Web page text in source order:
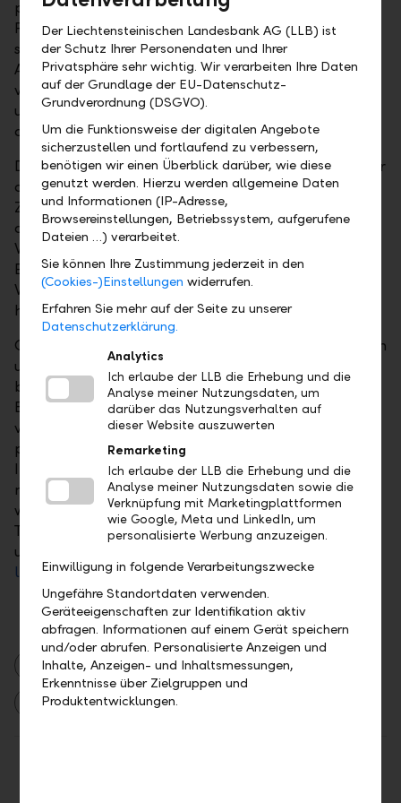
profitieren? Möchten Sie, dass Ihr Partner oder Ihre
Partnerin so lange darin wohnen kann, wie er oder
sie möchte? Sollen Kinder, Enkelkinder oder andere
Angehörige das Haus nutzen oder es vielleicht
verkaufen? Und wie lassen sich Pflichtteile einhalten
und mögliche Nachteile für einzelne Erben
ausgleichen?
Doch die Nachlassplanung umfasst weit mehr als nur
das Wohneigentum. Sie ist ein komplexes
Zusammenspiel aus rechtlichen, finanziellen und oft
auch emotionalen Entscheidungen. Es geht darum,
Werte zu sichern, Steuern zu optimieren,
Erbstreitigkeiten zu vermeiden und individuelle
Wünsche so umzusetzen, dass sie rechtlich Bestand
haben.
Genau hier kommen wir ins Spiel: Unsere Expertinnen
und Experten für Finanz- und Nachlassplanung
begleiten Sie Schritt für Schritt. In unserer 360°-
Beratung betrachten wir all Ihre Vermögenswerte –
von Immobilien über Wertpapiere bis hin zu
persönlichen Sammlungen – und stimmen diese auf
Ihre individuellen Ziele ab. So stellen wir sicher, dass
nichts übersehen wird und Ihr Nachlass geordnet
weitergegeben werden kann. Vereinbaren Sie einen
Termin für ein persönliches Gespräch – telefonisch
unter +423 236 88 11 oder online unter
llb.li/vorsorge .
Finanzieren Vorsorge Nachlass
Anlegen
Der Liechtensteinischen Landesbank AG (LLB) ist
der Schutz Ihrer Personendaten und Ihrer
Privatsphäre sehr wichtig. Wir verarbeiten Ihre Daten
auf der Grundlage der EU-Datenschutz-
Grundverordnung (DSGVO).
Um die Funktionsweise der digitalen Angebote
sicherzustellen und fortlaufend zu verbessern,
benötigen wir einen Überblick darüber, wie diese
genutzt werden. Hierzu werden allgemeine Daten
und Informationen (IP-Adresse,
Browsereinstellungen, Betriebssystem, aufgerufene
Dateien …) verarbeitet.
Sie können Ihre Zustimmung jederzeit in den
(Cookies-)Einstellungen widerrufen.
Erfahren Sie mehr auf der Seite zu unserer
Datenschutzerklärung.
Analytics
Ich erlaube der LLB die Erhebung und die
Analyse meiner Nutzungsdaten, um
darüber das Nutzungsverhalten auf
dieser Website auszuwerten
Remarketing
Ich erlaube der LLB die Erhebung und die
Analyse meiner Nutzungsdaten sowie die
Verknüpfung mit Marketingplattformen
wie Google, Meta und LinkedIn, um
personalisierte Werbung anzuzeigen.
Einwilligung in folgende Verarbeitungszwecke
Ungefähre Standortdaten verwenden.
Geräteeigenschaften zur Identifikation aktiv
abfragen. Informationen auf einem Gerät speichern
und/oder abrufen. Personalisierte Anzeigen und
Inhalte, Anzeigen- und Inhaltsmessungen,
Erkenntnisse über Zielgruppen und
Produktentwicklungen.